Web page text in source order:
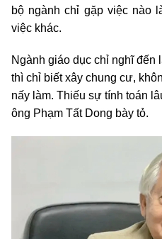
bộ ngành chỉ gặp việc nào
việc khác.
Ngành giáo dục chỉ nghĩ đến
thì chỉ biết xây chung cư,
nấy làm. Thiếu sự tính toán
ông Phạm Tất Dong bày tỏ.